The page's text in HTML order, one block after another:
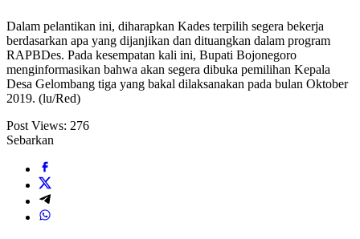
Dalam pelantikan ini, diharapkan Kades terpilih segera bekerja
berdasarkan apa yang dijanjikan dan dituangkan dalam program
RAPBDes. Pada kesempatan kali ini, Bupati Bojonegoro
menginformasikan bahwa akan segera dibuka pemilihan Kepala
Desa Gelombang tiga yang bakal dilaksanakan pada bulan Oktober
2019. (lu/Red)
Post Views: 276
Sebarkan